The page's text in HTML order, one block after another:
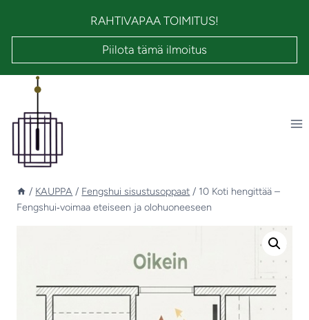
RAHTIVAPAA TOIMITUS!
Piilota tämä ilmoitus
/ KAUPPA / Fengshui sisustusoppaat / 10 Koti hengittää –
Fengshui‑voimaa eteiseen ja olohuoneeseen